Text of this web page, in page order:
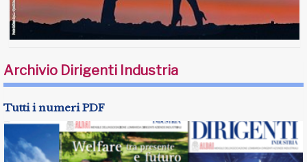
Archivio Dirigenti Industria
Tutti i numeri PDF